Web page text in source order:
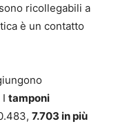
ricollegabili a
è un contatto
tamponi
7.703 in più